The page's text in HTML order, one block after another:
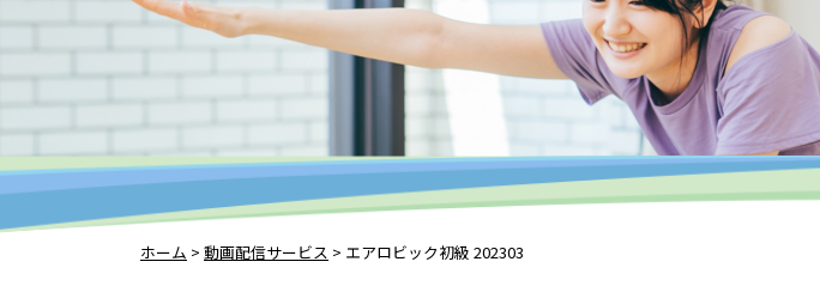
ホーム > 動画配信サービス > エアロビック初級 202303